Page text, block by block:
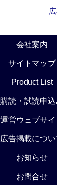
会社案内
サイトマップ
Product List
購読・試読申込
運営ウェブサイ
広告掲載につい
お知らせ
お問合せ